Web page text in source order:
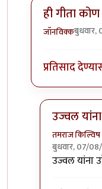
ही गीता
जॉनविक्कबुधवार,
प्रतिसाद
उज्वल
तमराज किल्विष
बुधवार, 07/
In reply to
उज्वल यांना